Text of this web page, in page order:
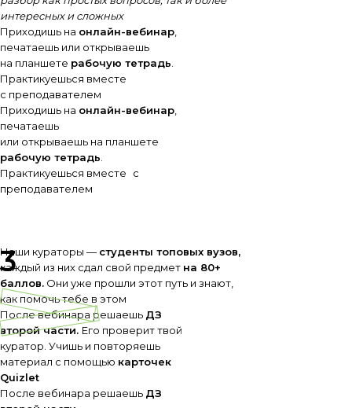
интересных и сложных
Приходишь на онлайн-вебинар
печатаешь или открываешь
на планшете рабочую тетрадь
Практикуешься вместе
с преподавателем
Приходишь на онлайн-вебинар
печатаешь
или открываешь на планшете
рабочую тетрадь
Практикуешься вместе с
преподавателем
3
Наши кураторы — студенты топовых вузов,
каждый из них сдал свой предмет на 80+
баллов. Они уже прошли этот путь и знают,
как помочь тебе в этом
После вебинара решаешь ДЗ
второй части. Его проверит твой
куратор. Учишь и повторяешь
материал с помощью карточек
Quizlet
После вебинара решаешь ДЗ